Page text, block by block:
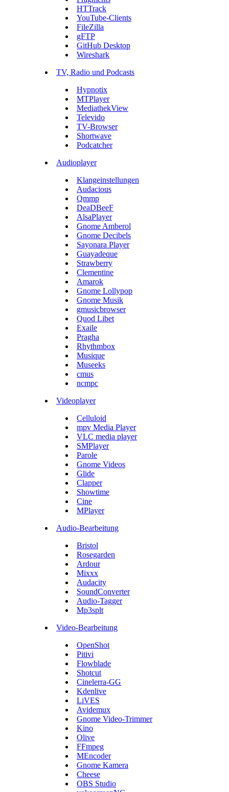
HTTrack
YouTube-Clients
FileZilla
gFTP
GitHub Desktop
Wireshark
TV, Radio und Podcasts
Hypnotix
MTPlayer
MediathekView
Televido
TV-Browser
Shortwave
Podcatcher
Audioplayer
Klangeinstellungen
Audacious
Qmmp
DeaDBeeF
AlsaPlayer
Gnome Amberol
Gnome Decibels
Sayonara Player
Guayadeque
Strawberry
Clementine
Amarok
Gnome Lollypop
Gnome Musik
gmusicbrowser
Quod Libet
Exaile
Pragha
Rhythmbox
Musique
Museeks
cmus
ncmpc
Videoplayer
Celluloid
mpv Media Player
VLC media player
SMPlayer
Parole
Gnome Videos
Glide
Clapper
Showtime
Cine
MPlayer
Audio-Bearbeitung
Bristol
Rosegarden
Ardour
Mixxx
Audacity
SoundConverter
Audio-Tagger
Mp3splt
Video-Bearbeitung
OpenShot
Pitivi
Flowblade
Shotcut
Cinelerra-GG
Kdenlive
LiVES
Avidemux
Gnome Video-Trimmer
Kino
Olive
FFmpeg
MEncoder
Gnome Kamera
Cheese
OBS Studio